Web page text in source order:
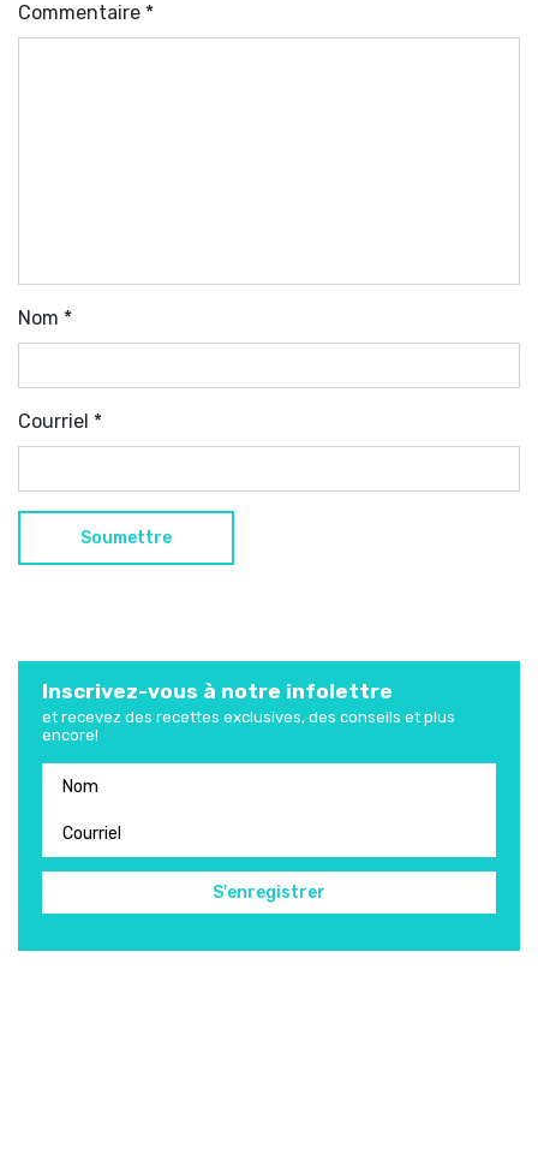
Commentaire *
Nom *
Courriel *
Inscrivez-vous à notre infolettre
et recevez des recettes exclusives, des conseils et plus
encore!